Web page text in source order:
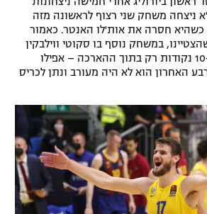
1
לבית עסק
ניצחה משחק שני רצוף לראשונה מזה
כשהיא חסרה את אות'לו האנטר. כאמור
במשחק נוסף בו סקוטי ווילבקין
בקושי הורגש והגיע ל-10 נקודות רק בתוך ההארכה – אפילו
האחרון הוא לא היה מעורב ונתן לכריס